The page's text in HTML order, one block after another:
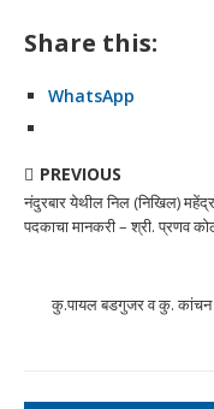
Share this:
WhatsApp
PREVIOUS
नंदुरबार येथील निल (निखिल)
पदकाचा मानकरी – श्री. प्रणव
कु.पायल बडगुजर व कु. कांचन